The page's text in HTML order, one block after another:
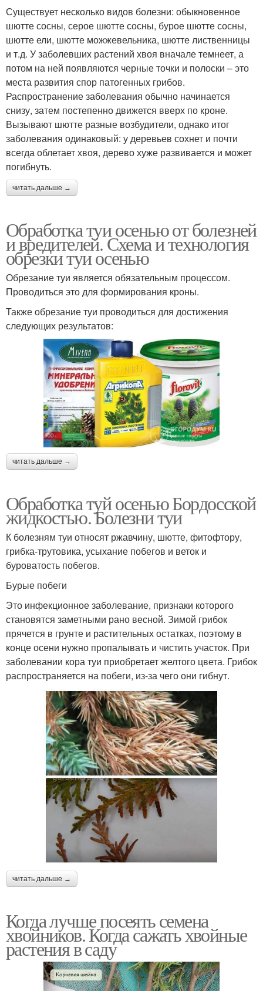
Существует несколько видов болезни: обыкновенное
шютте сосны, серое шютте сосны, бурое шютте сосны,
шютте ели, шютте можжевельника, шютте лиственницы
и т.д. У заболевших растений хвоя вначале темнеет, а
потом на ней появляются черные точки и полоски – это
места развития спор патогенных грибов.
Распространение заболевания обычно начинается
снизу, затем постепенно движется вверх по кроне.
Вызывают шютте разные возбудители, однако итог
заболевания одинаковый: у деревьев сохнет и почти
всегда облетает хвоя, дерево хуже развивается и может
погибнуть.
читать дальше →
Обработка туи осенью от болезней
и вредителей. Схема и технология
обрезки туи осенью
Обрезание туи является обязательным процессом.
Проводиться это для формирования кроны.
Также обрезание туи проводиться для достижения
следующих результатов:
читать дальше →
Обработка туй осенью Бордосской
жидкостью. Болезни туи
К болезням туи относят ржавчину, шютте, фитофтору,
грибка-трутовика, усыхание побегов и веток и
буроватость побегов.
Бурые побеги
Это инфекционное заболевание, признаки которого
становятся заметными рано весной. Зимой грибок
прячется в грунте и растительных остатках, поэтому в
конце осени нужно пропалывать и чистить участок. При
заболевании кора туи приобретает желтого цвета. Грибок
распространяется на побеги, из-за чего они гибнут.
читать дальше →
Когда лучше посеять семена
хвойников. Когда сажать хвойные
растения в саду